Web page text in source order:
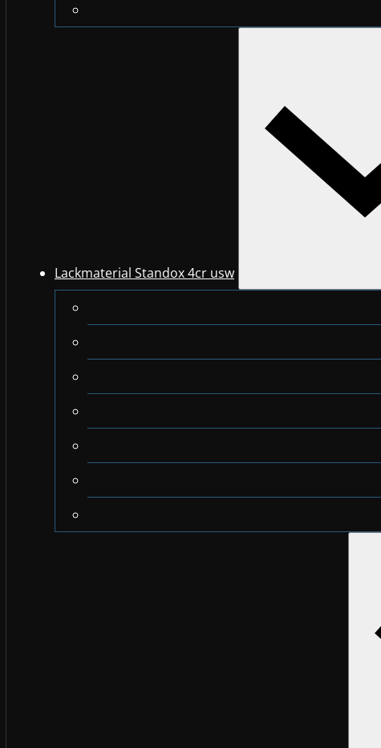
Lackmaterial Standox 4cr usw